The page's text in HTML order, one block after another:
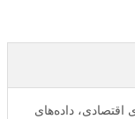
داده‌های